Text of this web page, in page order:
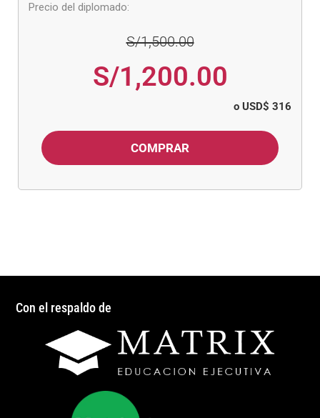
Precio del diplomado:
S/1,500.00
S/1,200.00
o USD$ 316
COMPRAR
Con el respaldo de